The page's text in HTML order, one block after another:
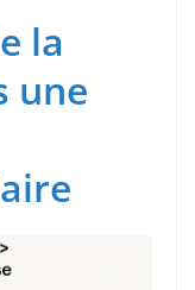
la
une